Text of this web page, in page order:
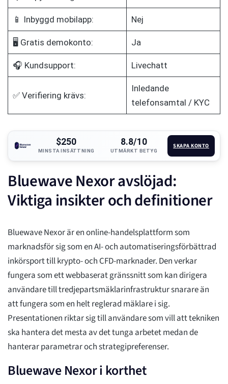
📱 Inbyggd mobilapp: Nej
🖥️ Gratis demokonto: Ja
🎧 Kundsupport: Livechatt
✅ Verifiering krävs:
Inledande
telefonsamtal / KYC
$250
MINSTA INSÄTTNING
8.8/10
UTMÄRKT BETYG
SKAPA KONTO
Bluewave Nexor avslöjad:
Viktiga insikter och definitioner
Bluewave Nexor är en online-handelsplattform som
marknadsför sig som en AI- och automatiseringsförbättrad
inkörsport till krypto- och CFD-marknader. Den verkar
fungera som ett webbaserat gränssnitt som kan dirigera
användare till tredjepartsmäklarinfrastruktur snarare än
att fungera som en helt reglerad mäklare i sig.
Presentationen riktar sig till användare som vill att tekniken
ska hantera det mesta av det tunga arbetet medan de
hanterar parametrar och strategipreferenser.
Bluewave Nexor i korthet